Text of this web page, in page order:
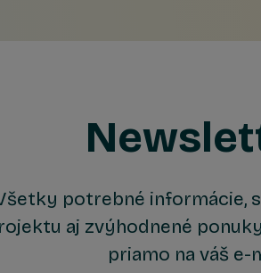
potrebné informácie,
aj zvýhodnené
priamo na váš e-